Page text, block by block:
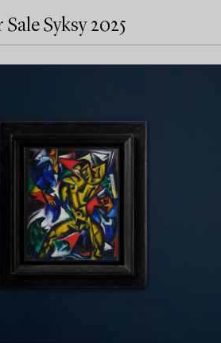
Syksy 2025